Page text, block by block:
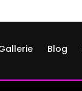
Blog